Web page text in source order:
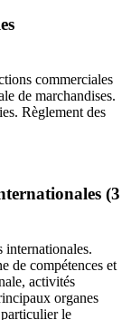
commerciales
de marchandises.
Règlement des
(3
internationales.
de compétences et
activités
organes
le